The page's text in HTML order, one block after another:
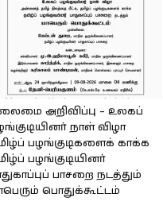
அறிவிப்பு – உலகப்
நாள் விழா
பழங்குடிகளைக் காக்க
பழங்குடியினர்
பாசறை நடத்தும்
பொதுக்கூட்டம்